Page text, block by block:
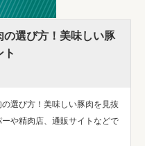
の選び方！美味しい豚
ト
選び方！美味しい豚肉を見抜
ーや精肉店、通販サイトなどで